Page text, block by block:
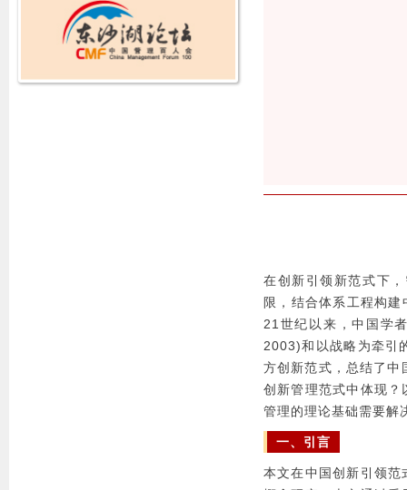
在创新引领新范式下
限，结合体系工程构
21世纪以来，中国学
2003)和以战略为牵引
方创新范式，总结了
创新管理范式中体现
管理的理论基础需要解
一、引言
本文在中国创新引领